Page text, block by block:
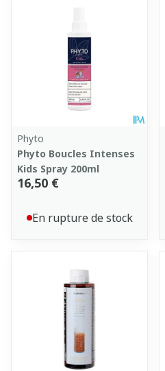
Phyto
Phyto Boucles Intenses
Kids Spray 200ml
16,50 €
En rupture de stock